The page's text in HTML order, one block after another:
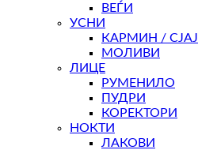
ВЕЃИ
УСНИ
КАРМИН / СЈАЈ
МОЛИВИ
ЛИЦЕ
РУМЕНИЛО
ПУДРИ
КОРЕКТОРИ
НОКТИ
ЛАКОВИ